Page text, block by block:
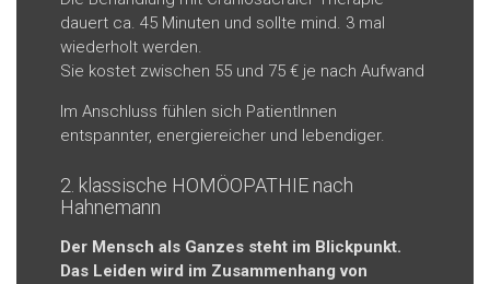
dauert ca. 45 Minuten und sollte mind. 3 mal
wiederholt werden.
Sie kostet zwischen 55 und 75 € je nach Aufwand
Im Anschluss fühlen sich PatientInnen
entspannter, energiereicher und lebendiger.
2. klassische HOMÖOPATHIE nach
Hahnemann
Der Mensch als Ganzes steht im Blickpunkt.
Das Leiden wird im Zusammenhang von